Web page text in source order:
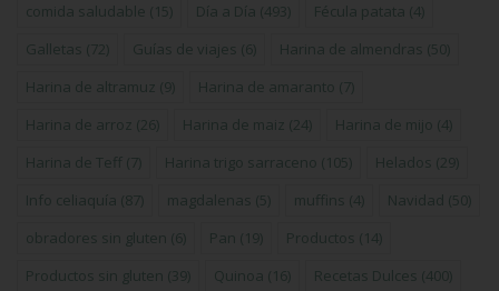
comida saludable (15) Día a Día (493) Fécula patata (4)
Galletas (72) Guías de viajes (6) Harina de almendras (50)
Harina de altramuz (9) Harina de amaranto (7)
Harina de arroz (26) Harina de maiz (24) Harina de mijo (4)
Harina de Teff (7) Harina trigo sarraceno (105) Helados (29)
Info celiaquía (87) magdalenas (5) muffins (4) Navidad (50)
obradores sin gluten (6) Pan (19) Productos (14)
Productos sin gluten (39) Quinoa (16) Recetas Dulces (400)